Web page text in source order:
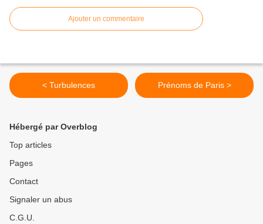
Ajouter un commentaire
< Turbulences Prénoms de Paris >
Hébergé par Overblog
Top articles
Pages
Contact
Signaler un abus
C.G.U.